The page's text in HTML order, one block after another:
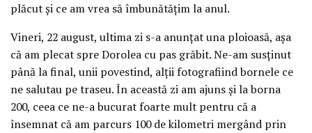
plăcut și ce am vrea să îmbunătățim la anul.
Vineri, 22 august, ultima zi s-a anunțat una ploioasă, așa
că am plecat spre Dorolea cu pas grăbit. Ne-am susținut
până la final, unii povestind, alții fotografiind bornele ce
ne salutau pe traseu. În această zi am ajuns și la borna
200, ceea ce ne-a bucurat foarte mult pentru că a
însemnat că am parcurs 100 de kilometri mergând prin